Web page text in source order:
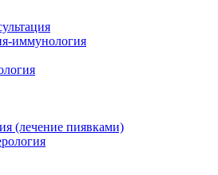
иммунология
(лечение пиявками)